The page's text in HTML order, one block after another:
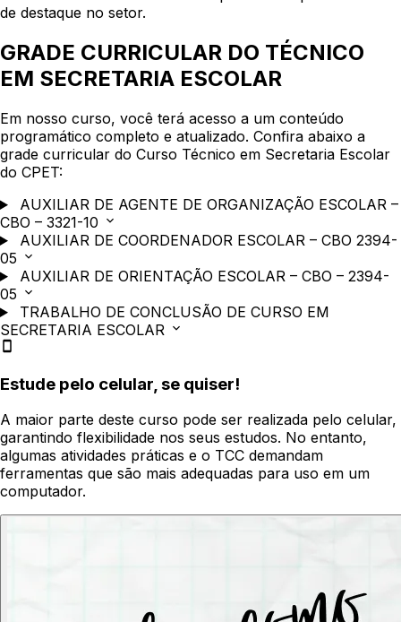
de destaque no setor.
GRADE CURRICULAR DO TÉCNICO
EM SECRETARIA ESCOLAR
Em nosso curso, você terá acesso a um conteúdo
programático completo e atualizado. Confira abaixo a
grade curricular do Curso Técnico em Secretaria Escolar
do CPET:
AUXILIAR DE AGENTE DE ORGANIZAÇÃO ESCOLAR –
CBO – 3321-10
AUXILIAR DE COORDENADOR ESCOLAR – CBO 2394-
05
AUXILIAR DE ORIENTAÇÃO ESCOLAR – CBO – 2394-
05
TRABALHO DE CONCLUSÃO DE CURSO EM
SECRETARIA ESCOLAR
Estude pelo celular, se quiser!
A maior parte deste curso pode ser realizada pelo celular,
garantindo flexibilidade nos seus estudos. No entanto,
algumas atividades práticas e o TCC demandam
ferramentas que são mais adequadas para uso em um
computador.